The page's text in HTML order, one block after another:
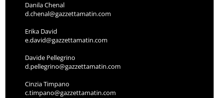
Danila Chenal
d.chenal@gazzettamatin.com
Erika David
e.david@gazzettamatin.com
Davide Pellegrino
d.pellegrino@gazzettamatin.com
Cinzia Timpano
c.timpano@gazzettamatin.com